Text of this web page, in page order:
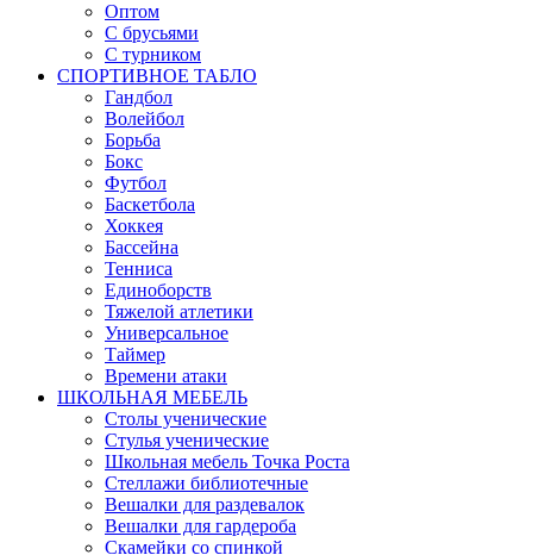
Оптом
С брусьями
С турником
СПОРТИВНОЕ ТАБЛО
Гандбол
Волейбол
Борьба
Бокс
Футбол
Баскетбола
Хоккея
Бассейна
Тенниса
Единоборств
Тяжелой атлетики
Универсальное
Таймер
Времени атаки
ШКОЛЬНАЯ МЕБЕЛЬ
Столы ученические
Стулья ученические
Школьная мебель Точка Роста
Стеллажи библиотечные
Вешалки для раздевалок
Вешалки для гардероба
Скамейки со спинкой